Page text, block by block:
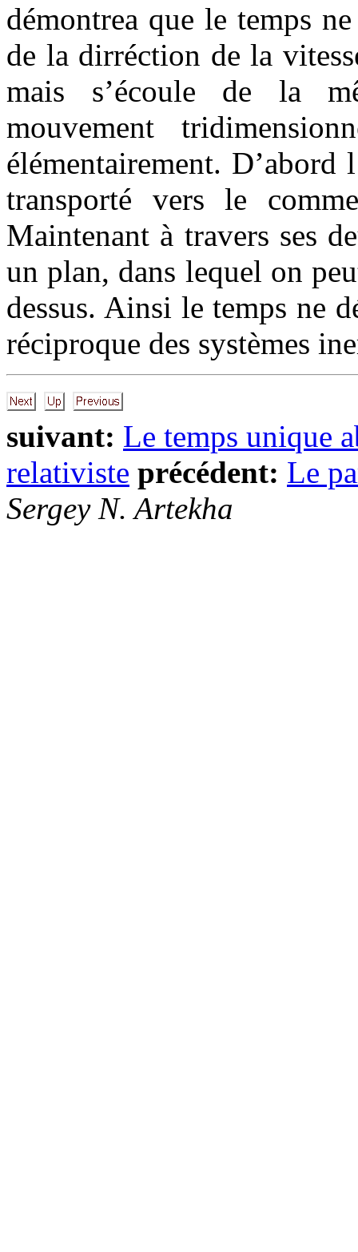
démontrea que le temps
de la dirréction de la
mais s’écoule de la
mouvement
élémentairement. D’abord
transporté vers le
Maintenant à travers ses
un plan, dans lequel on
dessus. Ainsi le temps ne
réciproque des systèmes
suivant: Le temps unique
relativiste précédent: Le
Sergey N. Artekha